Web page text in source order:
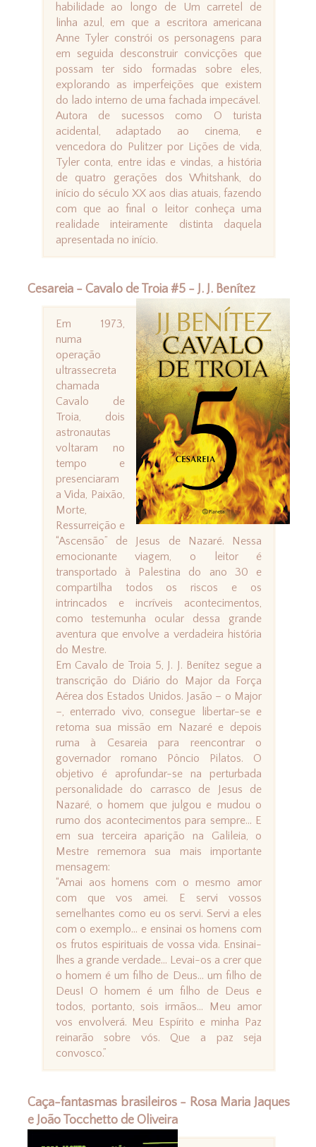
habilidade ao longo de Um carretel de
linha azul, em que a escritora americana
Anne Tyler constrói os personagens para
em seguida desconstruir convicções que
possam ter sido formadas sobre eles,
explorando as imperfeições que existem
do lado interno de uma fachada impecável.
Autora de sucessos como O turista
acidental, adaptado ao cinema, e
vencedora do Pulitzer por Lições de vida,
Tyler conta, entre idas e vindas, a história
de quatro gerações dos Whitshank, do
início do século XX aos dias atuais, fazendo
com que ao final o leitor conheça uma
realidade inteiramente distinta daquela
apresentada no início.
Cesareia - Cavalo de Troia #5 - J. J. Benítez
Em 1973,
numa
operação
ultrassecreta
chamada
Cavalo de
Troia, dois
astronautas
voltaram no
tempo e
presenciaram
a Vida, Paixão,
Morte,
Ressurreição e
“Ascensão” de Jesus de Nazaré. Nessa
emocionante viagem, o leitor é
transportado à Palestina do ano 30 e
compartilha todos os riscos e os
intrincados e incríveis acontecimentos,
como testemunha ocular dessa grande
aventura que envolve a verdadeira história
do Mestre.
Em Cavalo de Troia 5, J. J. Benítez segue a
transcrição do Diário do Major da Força
Aérea dos Estados Unidos. Jasão – o Major
–, enterrado vivo, consegue libertar-se e
retoma sua missão em Nazaré e depois
ruma à Cesareia para reencontrar o
governador romano Pôncio Pilatos. O
objetivo é aprofundar-se na perturbada
personalidade do carrasco de Jesus de
Nazaré, o homem que julgou e mudou o
rumo dos acontecimentos para sempre... E
em sua terceira aparição na Galileia, o
Mestre rememora sua mais importante
mensagem:
“Amai aos homens com o mesmo amor
com que vos amei. E servi vossos
semelhantes como eu os servi. Servi a eles
com o exemplo... e ensinai os homens com
os frutos espirituais de vossa vida. Ensinai-
lhes a grande verdade... Levai-os a crer que
o homem é um filho de Deus... um filho de
Deus! O homem é um filho de Deus e
todos, portanto, sois irmãos... Meu amor
vos envolverá. Meu Espírito e minha Paz
reinarão sobre vós. Que a paz seja
convosco.”
Caça-fantasmas brasileiros - Rosa Maria Jaques
e João Tocchetto de Oliveira